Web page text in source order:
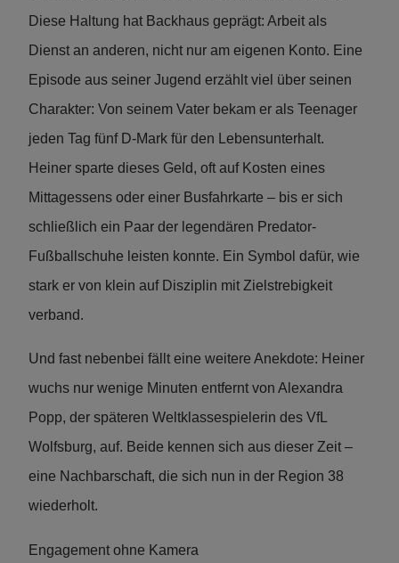
Diese Haltung hat Backhaus geprägt: Arbeit als
Dienst an anderen, nicht nur am eigenen Konto. Eine
Episode aus seiner Jugend erzählt viel über seinen
Charakter: Von seinem Vater bekam er als Teenager
jeden Tag fünf D-Mark für den Lebensunterhalt.
Heiner sparte dieses Geld, oft auf Kosten eines
Mittagessens oder einer Busfahrkarte – bis er sich
schließlich ein Paar der legendären Predator-
Fußballschuhe leisten konnte. Ein Symbol dafür, wie
stark er von klein auf Disziplin mit Zielstrebigkeit
verband.
Und fast nebenbei fällt eine weitere Anekdote: Heiner
wuchs nur wenige Minuten entfernt von Alexandra
Popp, der späteren Weltklassespielerin des VfL
Wolfsburg, auf. Beide kennen sich aus dieser Zeit –
eine Nachbarschaft, die sich nun in der Region 38
wiederholt.
Engagement ohne Kamera